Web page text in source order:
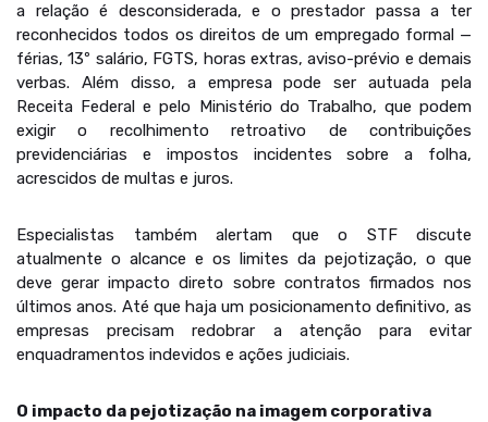
a relação é desconsiderada, e o prestador passa a ter
reconhecidos todos os direitos de um empregado formal —
férias, 13º salário, FGTS, horas extras, aviso-prévio e demais
verbas. Além disso, a empresa pode ser autuada pela
Receita Federal e pelo Ministério do Trabalho, que podem
exigir o recolhimento retroativo de contribuições
previdenciárias e impostos incidentes sobre a folha,
acrescidos de multas e juros.
Especialistas também alertam que o STF discute
atualmente o alcance e os limites da pejotização, o que
deve gerar impacto direto sobre contratos firmados nos
últimos anos. Até que haja um posicionamento definitivo, as
empresas precisam redobrar a atenção para evitar
enquadramentos indevidos e ações judiciais.
O impacto da pejotização na imagem corporativa